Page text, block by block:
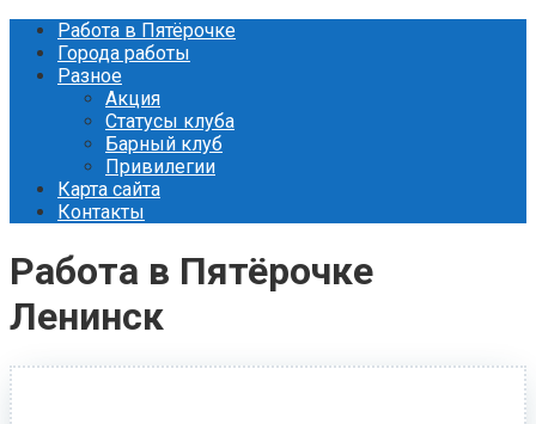
Перейти
контенту
Работа в Пятёрочке
Города работы
Разное
Акция
Статусы клуба
Барный клуб
Привилегии
Карта сайта
Контакты
Работа в Пятёрочке
Ленинск